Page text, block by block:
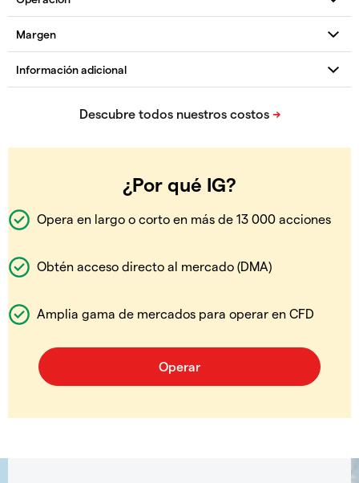
¿Por qué IG?
Opera en largo o corto en más de 13 000 acciones
Obtén acceso directo al mercado (DMA)
Amplia gama de mercados para operar en CFD